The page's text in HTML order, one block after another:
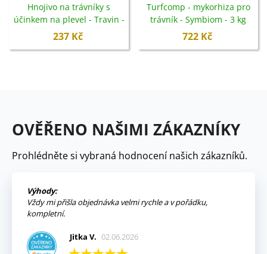
Hnojivo na trávníky s
účinkem na plevel - Travin -
800 g
237 Kč
Turfcomp - mykorhiza pro
trávník - Symbiom - 3 kg
722 Kč
OVĚŘENO NAŠIMI ZÁKAZNÍKY
Prohlédněte si vybraná hodnocení našich zákazníků.
Výhody:
Vždy mi přišla objednávka velmi rychle a v pořádku,
kompletní.
Jitka V. 02.06.2026